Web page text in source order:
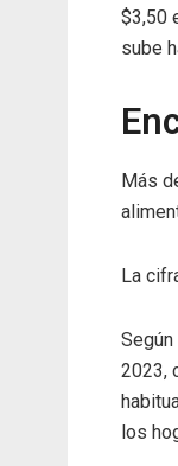
$3,50
sube
Más
La
2023,
los